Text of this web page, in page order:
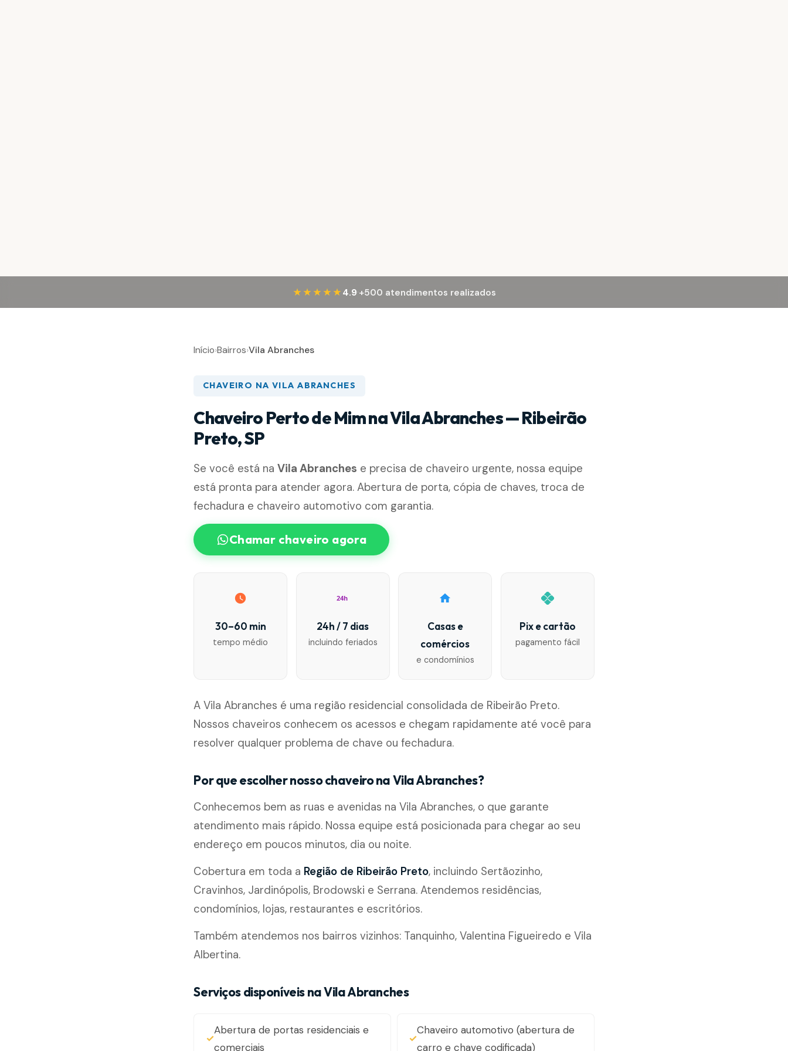
★★★★★ 4.9·+500 atendimentos realizados
Início›Bairros›Vila Abranches
CHAVEIRO NA VILA ABRANCHES
Chaveiro Perto de Mim na Vila Abranches — Ribeirão
Preto, SP
Se você está naVila Abranches e precisa de chaveiro urgente, nossa equipe
está pronta para atender agora. Abertura de porta, cópia de chaves, troca de
fechadura e chaveiro automotivo com garantia.
Chamar chaveiro agora
30–60 min
tempo médio
24h
24h / 7 dias
incluindo feriados
Casas e
comércios
e condomínios
Pix e cartão
pagamento fácil
A Vila Abranches é uma região residencial consolidada de Ribeirão Preto.
Nossos chaveiros conhecem os acessos e chegam rapidamente até você para
resolver qualquer problema de chave ou fechadura.
Por que escolher nosso chaveiro na Vila Abranches?
Conhecemos bem as ruas e avenidas na Vila Abranches, o que garante
atendimento mais rápido. Nossa equipe está posicionada para chegar ao seu
endereço em poucos minutos, dia ou noite.
Cobertura em toda a Região de Ribeirão Preto, incluindo Sertãozinho,
Cravinhos, Jardinópolis, Brodowski e Serrana. Atendemos residências,
condomínios, lojas, restaurantes e escritórios.
Também atendemos nos bairros vizinhos: Tanquinho, Valentina Figueiredo e Vila
Albertina.
Serviços disponíveis na Vila Abranches
Abertura de portas residenciais e
comerciais
Chaveiro automotivo (abertura de
carro e chave codificada)